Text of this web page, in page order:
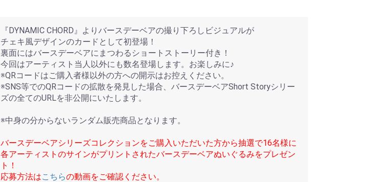
『DYNAMIC CHORD』よりバースデーベアの撮り下ろしビジュアルが
チェキ風デザインのカードとして初登場！
裏面にはバースデーベアにまつわるショートストーリー付き！
今回はアーティスト当人以外にも数名登場します。お楽しみに♪
※QRコードはご購入者様以外の方への開示はお控えください。
※SNS等でのQRコードの拡散を発見した場合、バースデーベアShort Storyシリー
ズの全てのURLを非公開にいたします。
※中身の分からないランダム販売商品となります。
バースデーベアシリーズコレクションをご購入いただいた方から抽選で16名様に
各アーティストのサインがプリントされたバースデーベアぬいぐるみをプレゼン
ト！
応募方法はこちらの動画をご確認ください。